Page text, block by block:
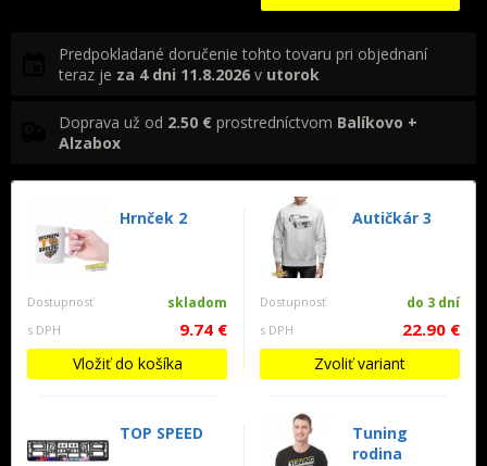
Predpokladané doručenie tohto tovaru pri objednaní
teraz je za 4 dni 11.8.2026 v utorok
Doprava už od 2.50 € prostredníctvom Balíkovo +
Alzabox
Hrnček 2
Dostupnosť skladom
s DPH 9.74 €
Vložiť do košíka
Autičkár 3
Dostupnosť do 3 dní
s DPH 22.90 €
Zvoliť variant
TOP SPEED
Tuning
rodina